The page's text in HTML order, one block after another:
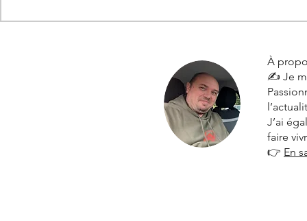
À
✍️ Je
J’ai
faire
👉 En